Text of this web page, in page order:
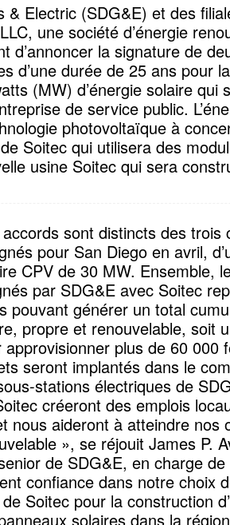
& Electric (SDG&E) et des
une société d’énergie
d’annoncer la signature de
d’une durée de 25 ans pour
(MW) d’énergie solaire qui
de service public.
photovoltaïque à
Soitec qui utilisera des
usine Soitec qui sera
sont distincts des trois
pour San Diego en avril,
CPV de 30 MW. Ensemble,
par SDG&E avec Soitec
pouvant générer un total
propre et renouvelable, soit
plus de 60 000
seront implantés dans le
stations électriques de
créeront des emplois
nous aideront à atteindre nos
», se réjouit James P.
de SDG&E, en charge de
confiance dans notre choix
Soitec pour la construction
solaires dans la